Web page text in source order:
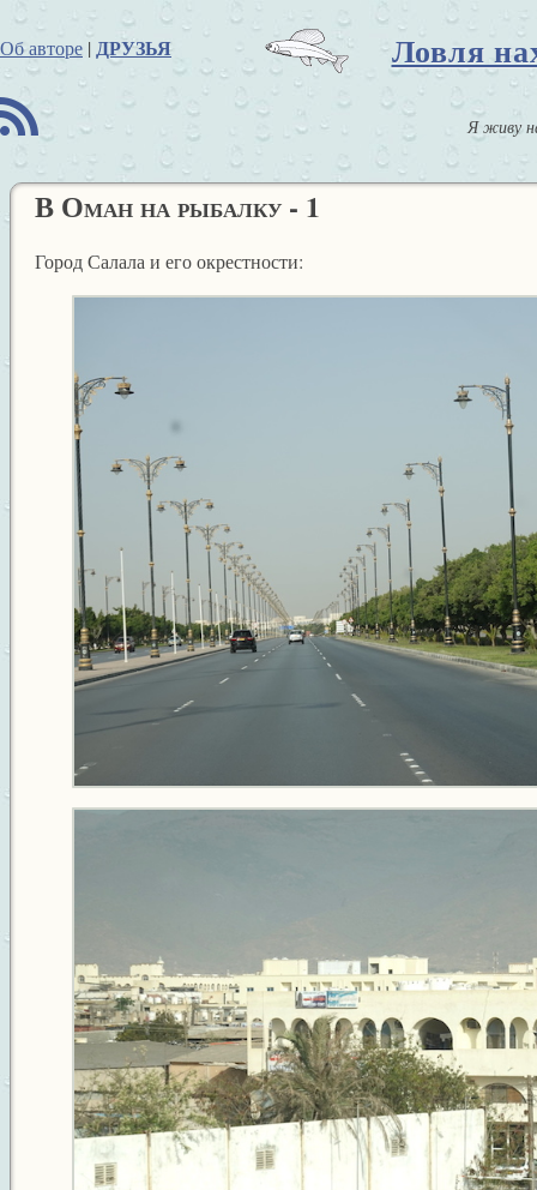
Об авторе | ДРУЗЬЯ Ловля
B Я живу
В Оман на рыбалку - 1
Город Салала и его окрестности: